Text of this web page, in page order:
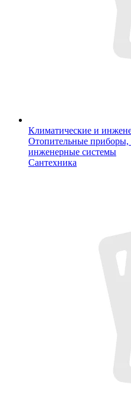
Климатические и
Отопительные приборы,
инженерные системы
Сантехника